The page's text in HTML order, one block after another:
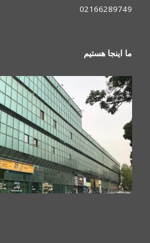
02166289749
ما اینجا هستیم